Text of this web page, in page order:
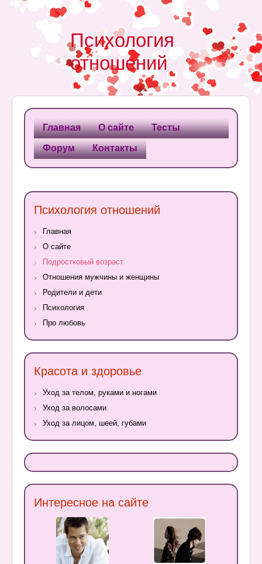
Психология
отношений
Главная О сайте Тесты
Форум Контакты
Психология отношений
Главная
О сайте
Подростковый возраст
Отношения мужчины и женщины
Родители и дети
Психология
Про любовь
Красота и здоровье
Уход за телом, руками и ногами
Уход за волосами
Уход за лицом, шеей, губами
Интересное на сайте